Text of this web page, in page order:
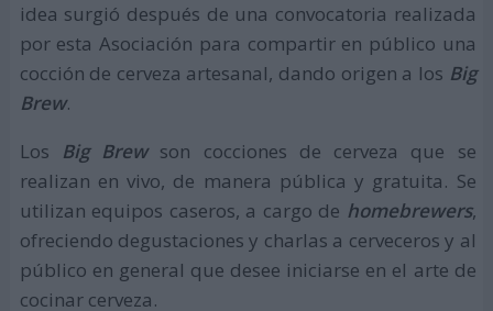
idea surgió después de una convocatoria realizada
por esta Asociación para compartir en público una
cocción de cerveza artesanal, dando origen a los Big
Brew.
Los Big Brewson cocciones de cerveza que se
realizan en vivo, de manera pública y gratuita. Se
utilizan equipos caseros, a cargo de homebrewers,
ofreciendo degustaciones y charlas a cerveceros y al
público en general que desee iniciarse en el arte de
cocinar cerveza.